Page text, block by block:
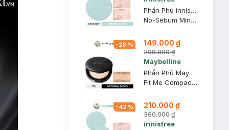
Phấn Phủ innisfree Kiềm Dầu Dạng Bột Khoáng 5g (Mới)
No-Sebum Mineral Powder
-28 % 149.000 ₫
208.000 ₫
Maybelline
Phấn Phủ Maybelline Mịn Nhẹ Kiềm Dầu Chống Nắng 6g #112
Fit Me Compact Powder SPF32 PA+++ #112 Natural Ivory
-42 % 210.000 ₫
360.000 ₫
innisfree